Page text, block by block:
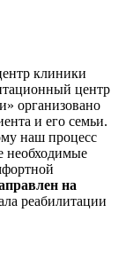
клиники
центр
организовано
и его семьи.
наш процесс
необходимые
на
реабилитации